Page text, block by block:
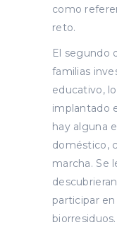
como
reto.
El segundo
familias
educativo,
implantado
hay alguna
doméstico,
marcha. Se
participar
biorresiduos.